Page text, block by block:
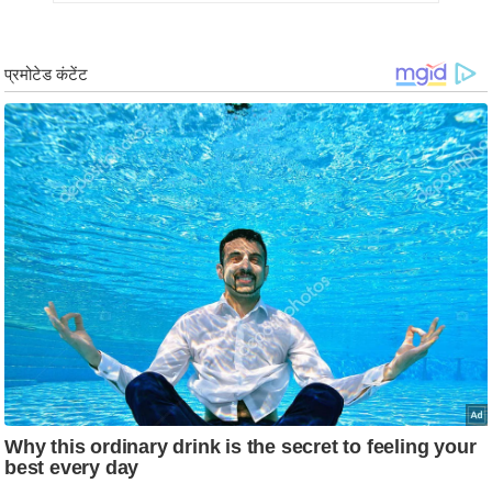
ग
त
ऑ
टो
व
र्ल्ड
न्यू
ज
ब्री
म
नो
रं
ज